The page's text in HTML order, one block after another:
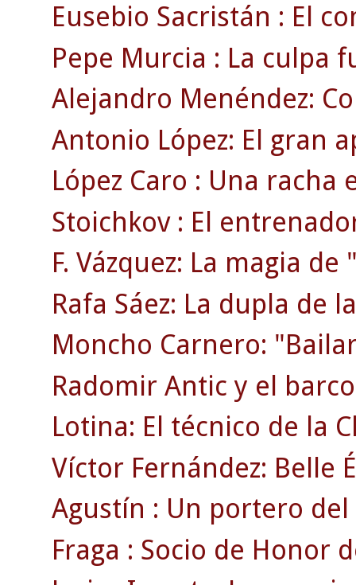
Eusebio Sacristán : El
Pepe Murcia : La culpa
Alejandro Menéndez:
Antonio López: El gran
López Caro : Una racha
Stoichkov : El
F. Vázquez: La magia
Rafa Sáez: La dupla de
Moncho Carnero:
Radomir Antic y el
Lotina: El técnico de la
Víctor Fernández: Belle
Agustín : Un portero del
Fraga : Socio de Honor